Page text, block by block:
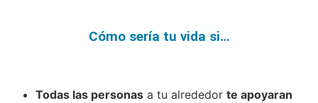
Cómo sería tu vida si…
Todas las personas a tu alrededor te apoyaran